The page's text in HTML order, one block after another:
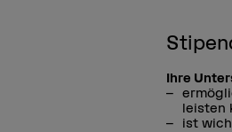
Ihre
leisten
ist